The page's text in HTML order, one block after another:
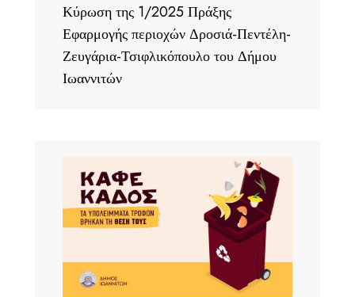
Κύρωση της 1/2025 Πράξης
Εφαρμογής περιοχών Δροσιά-Πεντέλη-
Ζευγάρια-Τσιφλικόπουλο του Δήμου
Ιωαννιτών